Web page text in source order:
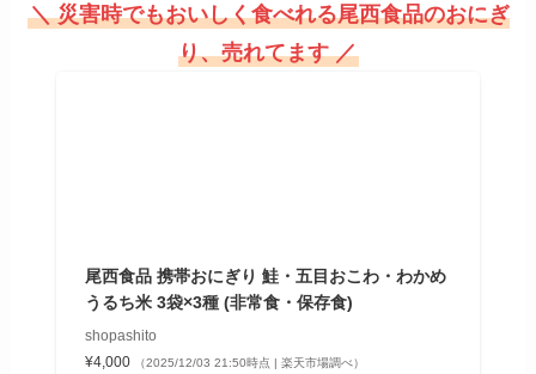
＼ 災害時でもおいしく食べれる尾西食品のおにぎ
り、売れてます ／
尾西食品 携帯おにぎり 鮭・五目おこわ・わかめ
うるち米 3袋×3種 (非常食・保存食)
shopashito
¥4,000
（2025/12/03 21:50時点 | 楽天市場調べ）